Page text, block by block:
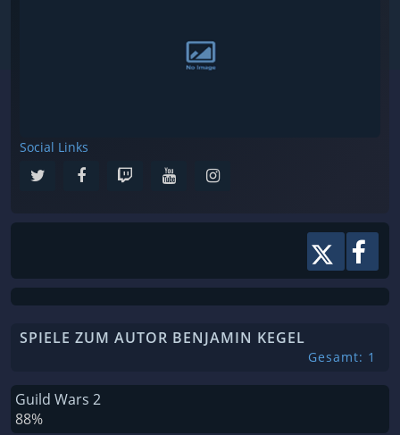
Social Links
SPIELE ZUM AUTOR BENJAMIN KEGEL
Gesamt: 1
Guild Wars 2
88%